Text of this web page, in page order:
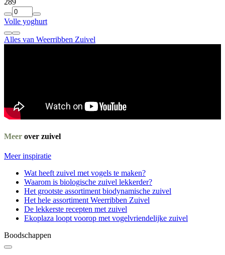
Volle yoghurt
Alles van Weerribben Zuivel
Meer over zuivel
Meer inspiratie
Wat heeft zuivel met vogels te maken?
Waarom is biologische zuivel lekkerder?
Het grootste assortiment biodynamische zuivel
Het hele assortiment Weerribben Zuivel
De lekkerste recepten met zuivel
Ekoplaza loopt voorop met vogelvriendelijke zuivel
Boodschappen